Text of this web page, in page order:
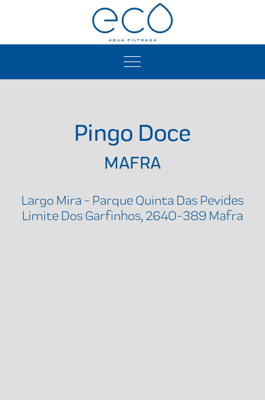
Pingo Doce
MAFRA
Largo Mira - Parque Quinta Das Pevides
Limite Dos Garfinhos, 2640-389 Mafra